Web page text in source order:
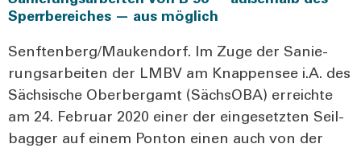
Sperrbereiches — aus möglich
Senftenberg/Maukendorf. Im Zuge der Sanie­
rungs­ar­bei­ten der LMBV am Knap­pen­see i.A. des
Säch­si­sche Ober­berg­amt (Sächs­OBA) erreich­te
am 24. Febru­ar 2020 einer der ein­ge­setz­ten Seil­
bag­ger auf einem Pon­ton einen auch von der